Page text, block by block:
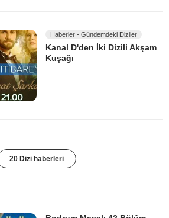
Haberler - Gündemdeki Diziler
Kanal D'den İki Dizili Akşam
Kuşağı
20 Dizi haberleri